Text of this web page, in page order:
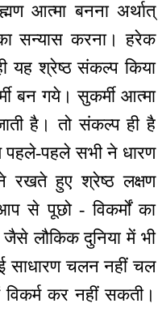
आत्मा बनना अर्थात्
सन्यास करना। हरेक
यह श्रेष्ठ संकल्प किया
बन गये। सुकर्मी आत्मा
है। तो संकल्प ही है
पहले-पहले सभी ने धारण
रखते हुए श्रेष्ठ लक्षण
से पूछो - विकर्मों का
जैसे लौकिक दुनिया में भी
साधारण चलन नहीं चल
कर नहीं सकती।